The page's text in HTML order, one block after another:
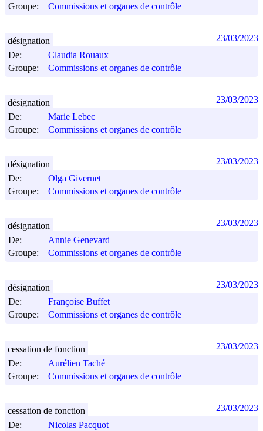
Groupe:
Commissions et organes de contrôle
De:
Claudia Rouaux
Groupe:
Commissions et organes de contrôle
désignation 23/03/2023
De:
Marie Lebec
Groupe:
Commissions et organes de contrôle
désignation 23/03/2023
De:
Olga Givernet
Groupe:
Commissions et organes de contrôle
désignation 23/03/2023
De:
Annie Genevard
Groupe:
Commissions et organes de contrôle
désignation 23/03/2023
De:
Françoise Buffet
Groupe:
Commissions et organes de contrôle
désignation 23/03/2023
De:
Aurélien Taché
Groupe:
Commissions et organes de contrôle
cessation de fonction 23/03/2023
De:
Nicolas Pacquot
cessation de fonction 23/03/2023